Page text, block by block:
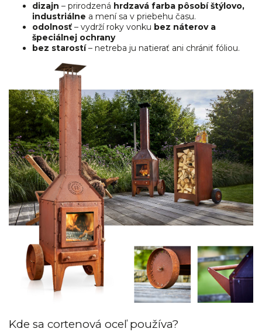
dizajn – prirodzená hrdzavá farba pôsobí štýlovo,
industriálne a mení sa v priebehu času.
odolnosť – vydrží roky vonku bez náterov a
špeciálnej ochrany
bez starostí– netreba ju natierať ani chrániť fóliou.
Kde sa cortenová oceľ používa?